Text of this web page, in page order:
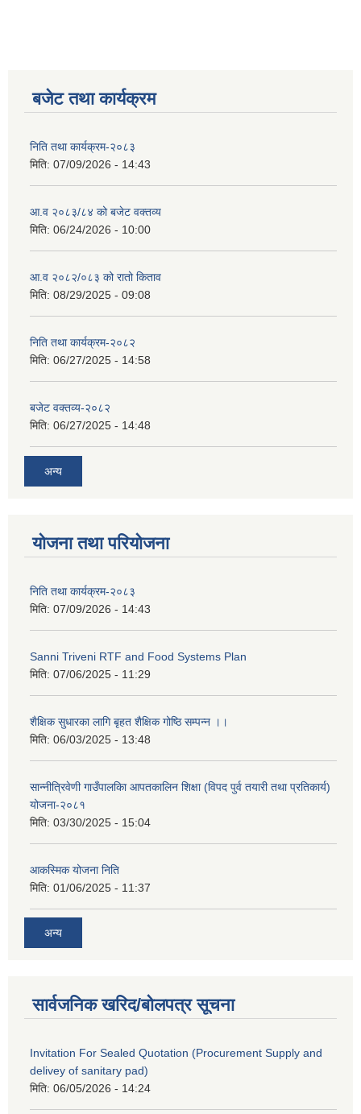
बजेट तथा कार्यक्रम
निति तथा कार्यक्रम-२०८३
मिति: 07/09/2026 - 14:43
आ.व २०८३/८४ को बजेट वक्तव्य
मिति: 06/24/2026 - 10:00
आ.व २०८२/०८३ को रातो किताव
मिति: 08/29/2025 - 09:08
निति तथा कार्यक्रम-२०८२
मिति: 06/27/2025 - 14:58
बजेट वक्तव्य-२०८२
मिति: 06/27/2025 - 14:48
अन्य
योजना तथा परियोजना
निति तथा कार्यक्रम-२०८३
मिति: 07/09/2026 - 14:43
Sanni Triveni RTF and Food Systems Plan
मिति: 07/06/2025 - 11:29
शैक्षिक सुधारका लागि बृहत शैक्षिक गोष्ठि सम्पन्न ।।
मिति: 06/03/2025 - 13:48
सान्नीत्रिवेणी गाउँपालकिा आपतकालिन शिक्षा (विपद पुर्व तयारी तथा प्रतिकार्य)
योजना-२०८१
मिति: 03/30/2025 - 15:04
आकस्मिक योजना निति
मिति: 01/06/2025 - 11:37
अन्य
सार्वजनिक खरिद/बोलपत्र सूचना
Invitation For Sealed Quotation (Procurement Supply and
delivey of sanitary pad)
मिति: 06/05/2026 - 14:24